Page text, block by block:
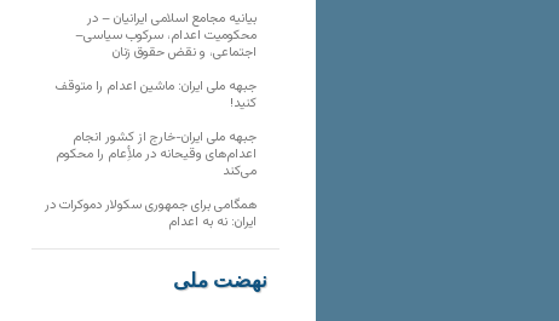
بیانیه مجامع اسلامی ایرانیان – در
محکومیت اعدام، سرکوب سیاسی–
اجتماعی، و نقض حقوق زنان
جبهه ملی ایران: ماشین اعدام را متوقف
کنید!
جبهه ملی ایران-خارج از کشور انجام
اعدام‌های وقیحانه در ملأِعام را محکوم
می‌کند
همگامی برای جمهوری سکولار دموکرات در
ایران: نه به اعدام
نهضت ملی